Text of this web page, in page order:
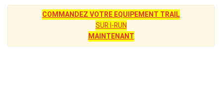
COMMANDEZ VOTRE EQUIPEMENT TRAIL
SUR I-RUN
MAINTENANT